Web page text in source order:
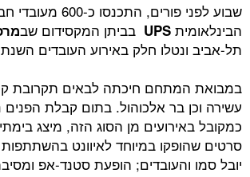
שבוע לפני פורים, התכנסו כ-600 מעובדי חברת השילוח
UPS בביתן המקסידום שבמרכז הירידים
חלק באירוע העובדים השנתי.
חיכתה לבאים תקרובת קייטרינג
בר אלכוהול. בתום קבלת הפנים נערך,
מן הסוג הזה, מיצג בימתי שכלל
במיוחד לאיוונט בהשתתפות השחקן
הופעת סטנד-אפ ומסיבת ריקודים